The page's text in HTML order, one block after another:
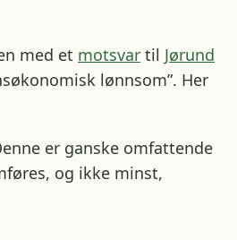
med et motsvar til Jørund
lønnsom”. Her
er ganske omfattende
og ikke minst,